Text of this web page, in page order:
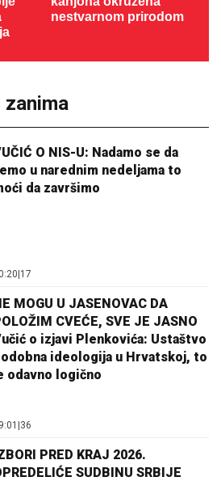
nestvarnom prirodom
zanima
O NIS-U: Nadamo se da
u narednim nedeljama to
da završimo
|17
MOGU U JASENOVAC DA
CVEĆE, SVE JE JASNO
o izjavi Plenkovića: Ustaštvo
ideologija u Hrvatskoj, to
odavno logično
|36
PRED KRAJ 2026.
SUDBINU SRBIJE